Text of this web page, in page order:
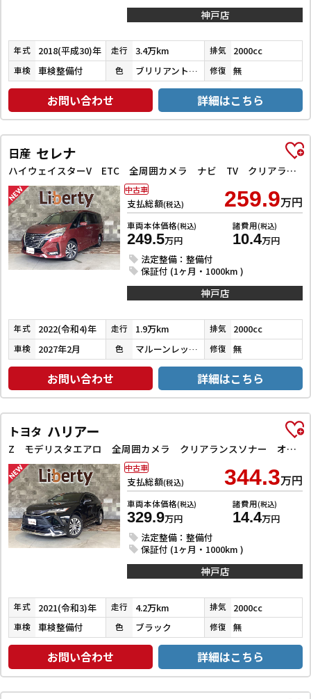
神戸店
年式 2018(平成30)年 走行 3.4万km 排気 2000cc
車検 車検整備付 色 ブリリアントホワイトパール３コートパール 修復 無
お問い合わせ 詳細はこちら
日産 セレナ
ハイウェイスターV ETC 全周囲カメラ ナビ TV クリアランスソナー オートクルーズコントロール 衝突被害軽減システム 両側電動スライドドア オートライト LEDヘッドランプ スマートキー
支払総額(税込) 259.9万円
車両本体価格(税込)
249.5万円
諸費用(税込)
10.4万円
法定整備：整備付
保証付 (1ヶ月・1000km )
中古車
神戸店
年式 2022(令和4)年 走行 1.9万km 排気 2000cc
車検 2027年2月 色 マルーンレッドマルチフレックスパールメタリック 修復 無
お問い合わせ 詳細はこちら
トヨタ ハリアー
Z モデリスタエアロ 全周囲カメラ クリアランスソナー オートクルーズコントロール レーンアシスト パワーシート 衝突被害軽減システム ナビ TV オートマチックハイビーム オートライト LEDヘッドラン
支払総額(税込) 344.3万円
車両本体価格(税込)
329.9万円
諸費用(税込)
14.4万円
法定整備：整備付
保証付 (1ヶ月・1000km )
中古車
神戸店
年式 2021(令和3)年 走行 4.2万km 排気 2000cc
車検 車検整備付 色 ブラック 修復 無
お問い合わせ 詳細はこちら